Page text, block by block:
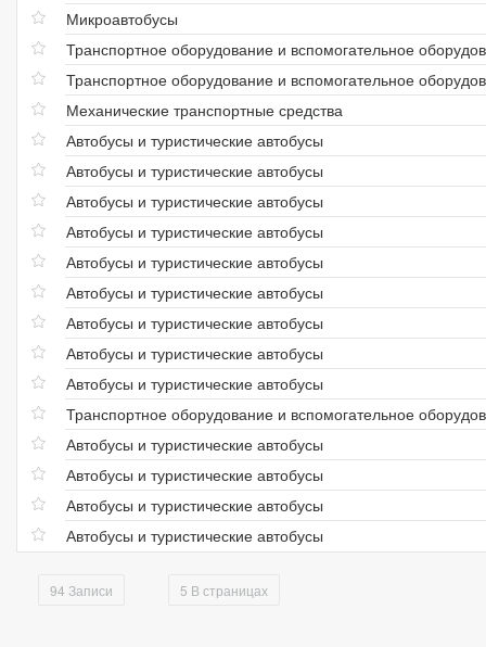
Микроавтобусы
Транспортное оборудование и вспомогательное
Транспортное оборудование и вспомогательное
Механические транспортные средства
Автобусы и туристические автобусы
Автобусы и туристические автобусы
Автобусы и туристические автобусы
Автобусы и туристические автобусы
Автобусы и туристические автобусы
Автобусы и туристические автобусы
Автобусы и туристические автобусы
Автобусы и туристические автобусы
Автобусы и туристические автобусы
Транспортное оборудование и вспомогательное
Автобусы и туристические автобусы
Автобусы и туристические автобусы
Автобусы и туристические автобусы
Автобусы и туристические автобусы
94 Записи 5 В страницах